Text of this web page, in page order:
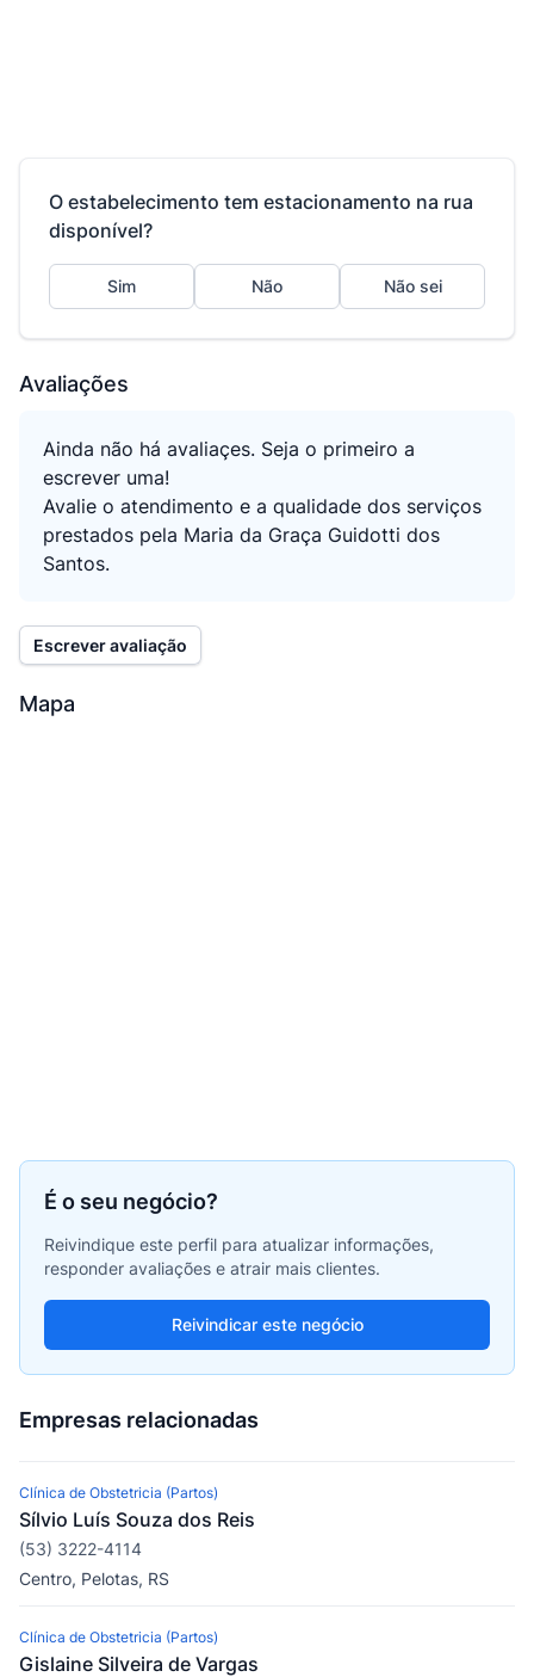
O estabelecimento tem estacionamento na rua
disponível?
Sim Não Não sei
Avaliações
Ainda não há avaliaçes. Seja o primeiro a
escrever uma!
Avalie o atendimento e a qualidade dos serviços
prestados pela Maria da Graça Guidotti dos
Santos.
Escrever avaliação
Mapa
É o seu negócio?
Reivindique este perfil para atualizar informações,
responder avaliações e atrair mais clientes.
Reivindicar este negócio
Empresas relacionadas
Clínica de Obstetricia (Partos)
Sílvio Luís Souza dos Reis
(53) 3222-4114
Centro, Pelotas, RS
Clínica de Obstetricia (Partos)
Gislaine Silveira de Vargas